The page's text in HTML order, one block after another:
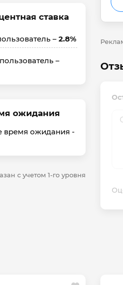
ставка
– 2.8%
–
ожидания
время ожидания -
с учетом 1-го уровня